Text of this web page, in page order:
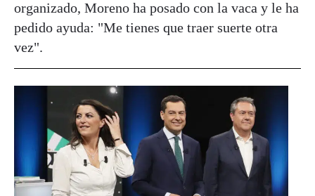
organizado, Moreno ha posado con la vaca y le ha
pedido ayuda: "Me tienes que traer suerte otra
vez".